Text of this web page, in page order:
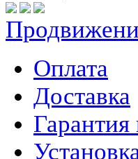
Оплата
Доставка
Гарантия